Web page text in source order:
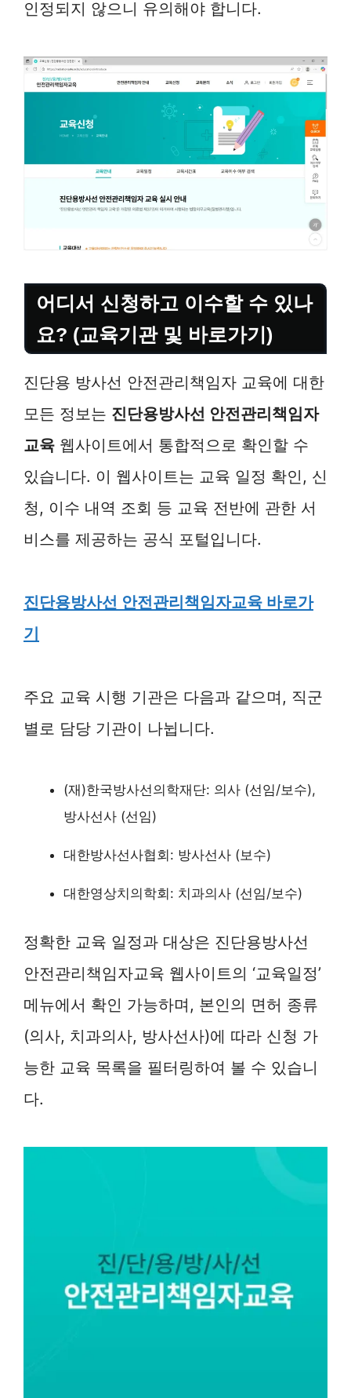
인정되지 않으니 유의해야 합니다.
어디서 신청하고 이수할 수 있나
요? (교육기관 및 바로가기)
진단용 방사선 안전관리책임자 교육에 대한
모든 정보는 진단용방사선 안전관리책임자
교육 웹사이트에서 통합적으로 확인할 수
있습니다. 이 웹사이트는 교육 일정 확인, 신
청, 이수 내역 조회 등 교육 전반에 관한 서
비스를 제공하는 공식 포털입니다.
진단용방사선 안전관리책임자교육 바로가
기
주요 교육 시행 기관은 다음과 같으며, 직군
별로 담당 기관이 나뉩니다.
(재)한국방사선의학재단: 의사 (선임/보수),
방사선사 (선임)
대한방사선사협회: 방사선사 (보수)
대한영상치의학회: 치과의사 (선임/보수)
정확한 교육 일정과 대상은 진단용방사선
안전관리책임자교육 웹사이트의 ‘교육일정’
메뉴에서 확인 가능하며, 본인의 면허 종류
(의사, 치과의사, 방사선사)에 따라 신청 가
능한 교육 목록을 필터링하여 볼 수 있습니
다.